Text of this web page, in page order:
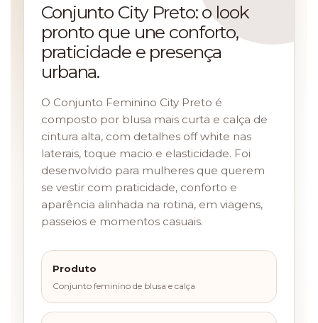
Conjunto City Preto: o look
pronto que une conforto,
praticidade e presença
urbana.
O Conjunto Feminino City Preto é
composto por blusa mais curta e calça de
cintura alta, com detalhes off white nas
laterais, toque macio e elasticidade. Foi
desenvolvido para mulheres que querem
se vestir com praticidade, conforto e
aparência alinhada na rotina, em viagens,
passeios e momentos casuais.
Produto
Conjunto feminino de blusa e calça